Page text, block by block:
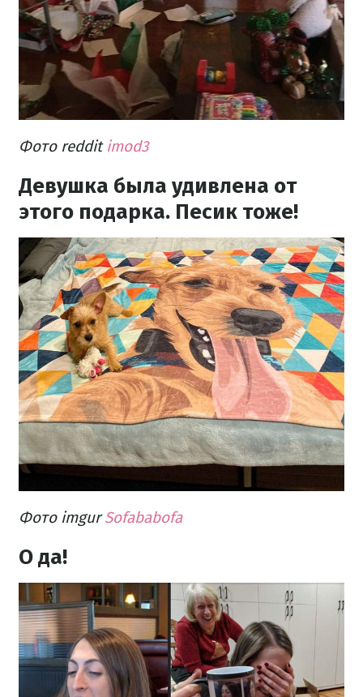
Фото reddit imod3
Девушка была удивлена ​​от
этого подарка. Песик тоже!
Фото imgurSofababofa
О да!